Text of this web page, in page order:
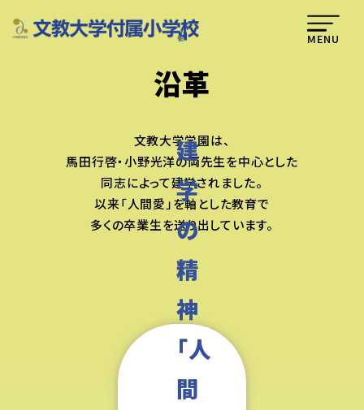
MENU
沿革
文教大学学園は、
馬田行啓・小野光洋の両先生を中心とした
同志によって建学されました。
以来「人間愛」を軸とした教育で
多くの卒業生を送り出しています。
建
学
の
精
神
「人
間